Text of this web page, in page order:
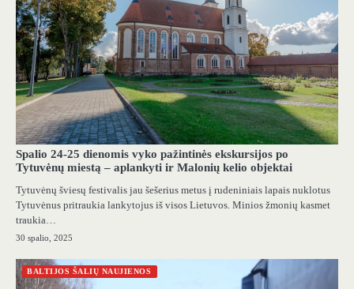
Spalio 24-25 dienomis vyko pažintinės ekskursijos po
Tytuvėnų miestą – aplankyti ir Malonių kelio objektai
Tytuvėnų šviesų festivalis jau šešerius metus į rudeniniais lapais nuklotus
Tytuvėnus pritraukia lankytojus iš visos Lietuvos. Minios žmonių kasmet
traukia…
30 spalio, 2025
BALTIJOS ŠALIŲ NAUJIENOS